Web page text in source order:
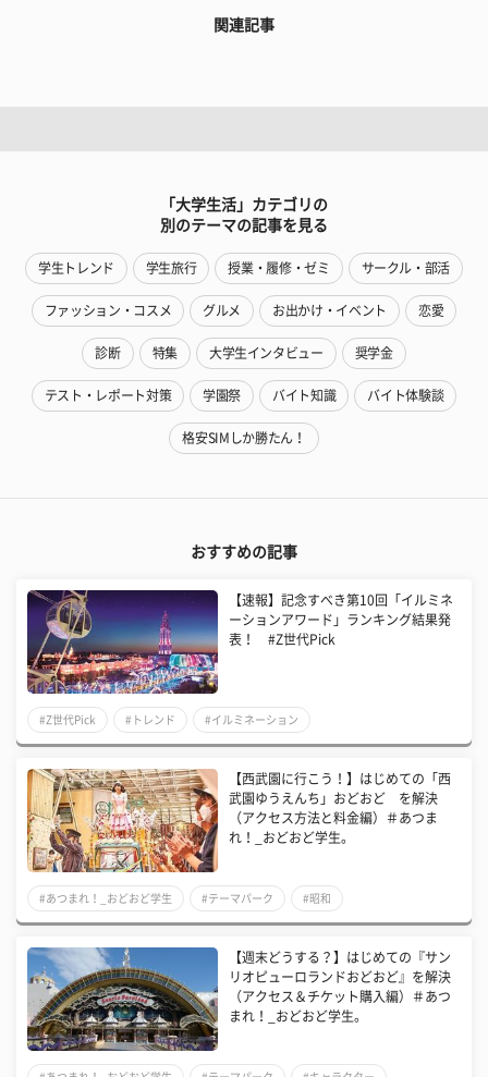
関連記事
「大学生活」カテゴリの
別のテーマの記事を見る
学生トレンド 学生旅行 授業・履修・ゼミ サークル・部活
ファッション・コスメ グルメ お出かけ・イベント 恋愛
診断 特集 大学生インタビュー 奨学金
テスト・レポート対策 学園祭 バイト知識 バイト体験談
格安SIMしか勝たん！
おすすめの記事
【速報】記念すべき第10回「イルミネ
ーションアワード」ランキング結果発
表！ #Z世代Pick
#Z世代Pick #トレンド #イルミネーション
【西武園に行こう！】はじめての「西
武園ゆうえんち」おどおど を解決
（アクセス方法と料金編）＃あつま
れ！_おどおど学生。
#あつまれ！_おどおど学生 #テーマパーク #昭和
【週末どうする？】はじめての『サン
リオピューロランドおどおど』を解決
（アクセス＆チケット購入編）＃あつ
まれ！_おどおど学生。